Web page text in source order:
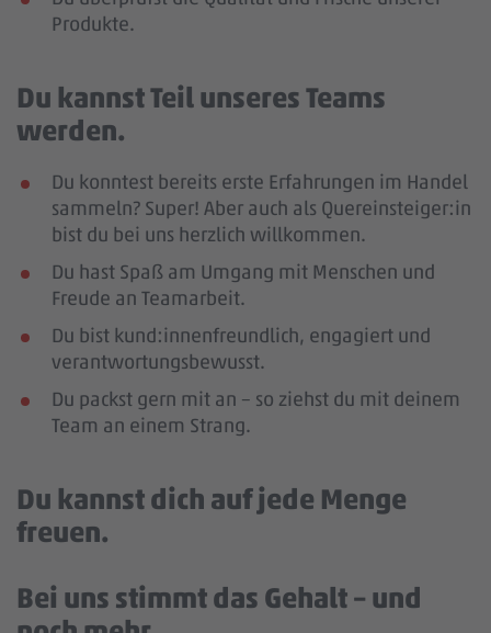
Produkte.
Du kannst Teil unseres Teams
werden.
Du konntest bereits erste Erfahrungen im Handel
sammeln? Super! Aber auch als Quereinsteiger:in
bist du bei uns herzlich willkommen.
Du hast Spaß am Umgang mit Menschen und
Freude an Teamarbeit.
Du bist kund:innenfreundlich, engagiert und
verantwortungsbewusst.
Du packst gern mit an – so ziehst du mit deinem
Team an einem Strang.
Du kannst dich auf jede Menge
freuen.
Bei uns stimmt das Gehalt – und